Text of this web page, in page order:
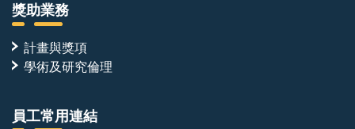
獎助業務
計畫與獎項
學術及研究倫理
員工常用連結